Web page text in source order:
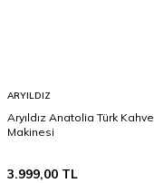
ARYILDIZ
Aryıldız Anatolia Türk Kahve
Makinesi
3.999,00 TL